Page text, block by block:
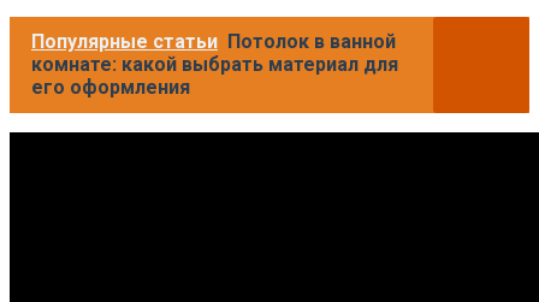
Популярные статьи Потолок в ванной
комнате: какой выбрать материал для
его оформления